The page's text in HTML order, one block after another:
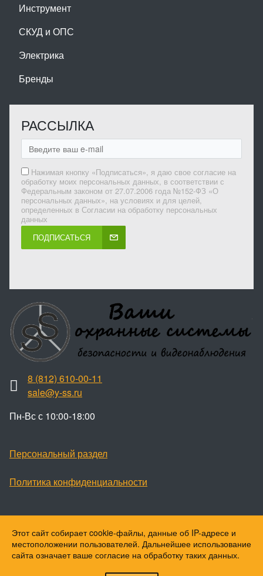
Инструмент
СКУД и ОПС
Электрика
Бренды
РАССЫЛКА
Нажимая кнопку «Подписаться», я даю свое согласие на
обработку моих персональных данных, в соответствии с
Федеральным законом от 27.07.2006 года №152-ФЗ «О
персональных данных», на условиях и для целей,
определенных в Согласии на обработку персональных
данных
ПОДПИСАТЬСЯ
8 (812) 610-00-11
sale@y-ss.ru
Пн-Вс с 10:00-18:00
Персональный раздел
Политика конфиденциальности
Наверх
© Ваши охранные системы, 2026
Этот сайт собирает cookie-файлы, данные об IP-адресе и
местоположении пользователей. Дальнейшее использование
сайта означает ваше согласие на обработку таких данных.